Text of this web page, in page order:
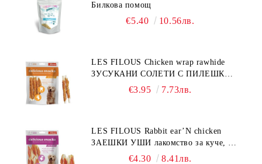
Билкова помощ
€5.40 10.56лв.
LES FILOUS Chicken wrap rawhide
ЗУСУКАНИ СОЛЕТИ С ПИЛЕШКО,
лакомство за куче, 100 г
€3.95 7.73лв.
LES FILOUS Rabbit ear’N chicken
ЗАЕШКИ УШИ лакомство за куче, 50
€4.30 8.41лв.